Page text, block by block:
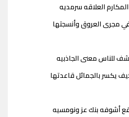
العلاقه سرمديه
في مجرى العروق وأنسجتها
للناس معنى الجاذبيه
يكسر بالجمائل قاعدتها
أشوفه بنك عز ونومسيه